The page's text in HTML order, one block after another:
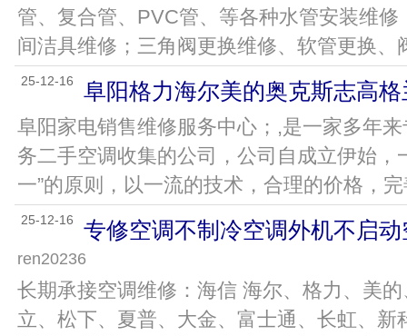
管、复合管、PVC管、等各种水管安装维
间洁具维修；三角阀更换维修、软管更换、
25-12-16 阜阳格力海尔美的奥克斯志高
阜阳家电销售维修服务中心；,是一家多年
务二手空调收集的公司，公司自成立伊始，
一”的原则，以一流的技术，合理的价格，
25-12-16 专修空调不制冷空调外机不启
ren20236
长期承接空调维修：海信 海尔、格力、美
立、松下、夏普、大金、富士通、长虹、